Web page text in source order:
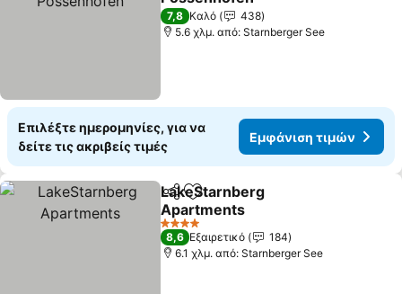
7,8 Καλό
438
5.6 χλμ. από: Starnberger See
Επιλέξτε ημερομηνίες, για να
δείτε τις ακριβείς τιμές
Εμφάνιση τιμών
Κοινοποίηση
Προσθήκη στα αγαπημένα
LakeStarnberg
Apartments
4 Αστέρια
8,6 Εξαιρετικό
184
6.1 χλμ. από: Starnberger See